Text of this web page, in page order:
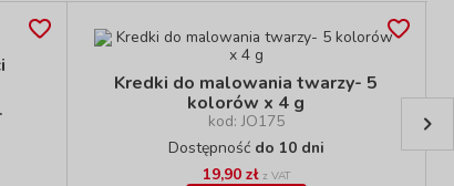
Kredki do malowania twarzy- 5
kolorów x 4 g
kod: JO175
Dostępność do 10 dni
19,90 zł z VAT